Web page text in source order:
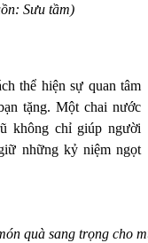
Sưu tầm)
thể hiện sự quan tâm
tặng. Một chai nước
không chỉ giúp người
những kỷ niệm ngọt
quà sang trọng cho